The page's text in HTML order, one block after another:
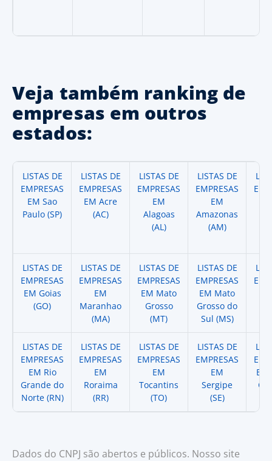
Veja também ranking de
empresas em outros
estados:
LISTAS DE
EMPRESAS
EM Sao
Paulo (SP)
LISTAS DE
EMPRESAS
EM Acre
(AC)
LISTAS DE
EMPRESAS
EM
Alagoas
(AL)
LISTAS DE
EMPRESAS
EM
Amazonas
(AM)
LISTAS DE
EMPRESAS
EM Goias
(GO)
LISTAS DE
EMPRESAS
EM
Maranhao
(MA)
LISTAS DE
EMPRESAS
EM Mato
Grosso
(MT)
LISTAS DE
EMPRESAS
EM Mato
Grosso do
Sul (MS)
LISTAS DE
EMPRESAS
EM Rio
Grande do
Norte (RN)
LISTAS DE
EMPRESAS
EM
Roraima
(RR)
LISTAS DE
EMPRESAS
EM
Tocantins
(TO)
LISTAS DE
EMPRESAS
EM
Sergipe
(SE)
EM
Dados do CNPJ são abertos e públicos. Nosso site